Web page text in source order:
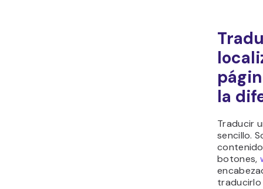
la
Traducir
sencillo.
botones,
traducirlo